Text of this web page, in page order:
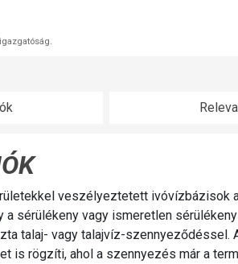
veszélyeztetett ivóvízbázisok
a sérülékeny vagy ismeretlen
talaj- vagy talajvíz-szennyeződéssel.
is rögzíti, ahol a szennyezés már a